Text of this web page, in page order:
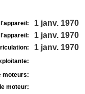
1 janv. 1970
1 janv. 1970
1 janv. 1970
moteurs:
moteur: